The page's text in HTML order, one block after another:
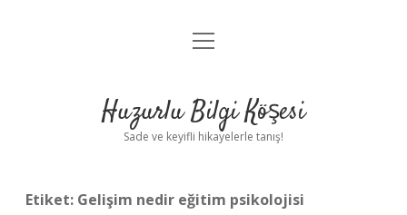
Anasayfa
Yasal Uyarı
menüyü
Huzurlu Bilgi Köşesi
Sade ve keyifli hikayelerle tanış!
Etiket: Gelişim nedir eğitim psikolojisi